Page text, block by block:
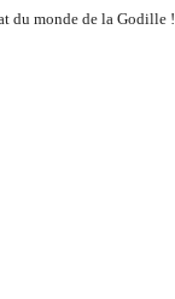
du monde de la Godille !